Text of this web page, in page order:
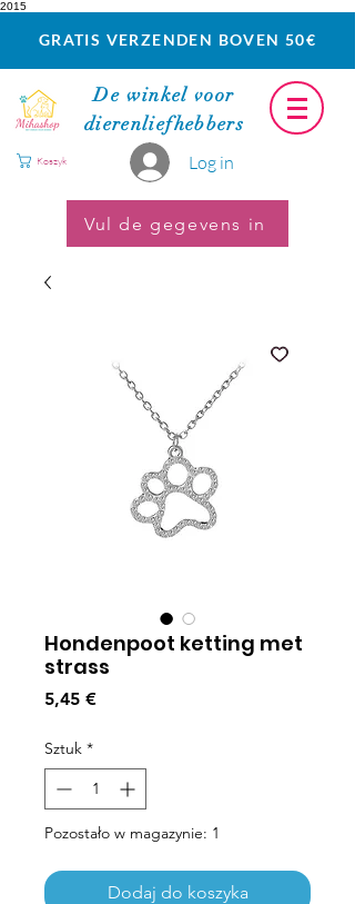
2015
GRATIS VERZENDEN BOVEN 50€
De winkel voor
dierenliefhebbers
Log in
Koszyk
Vul de gegevens in
Hondenpoot ketting met
strass
5,45 €Cena
Sztuk *
Pozostało w magazynie: 1
Dodaj do koszyka